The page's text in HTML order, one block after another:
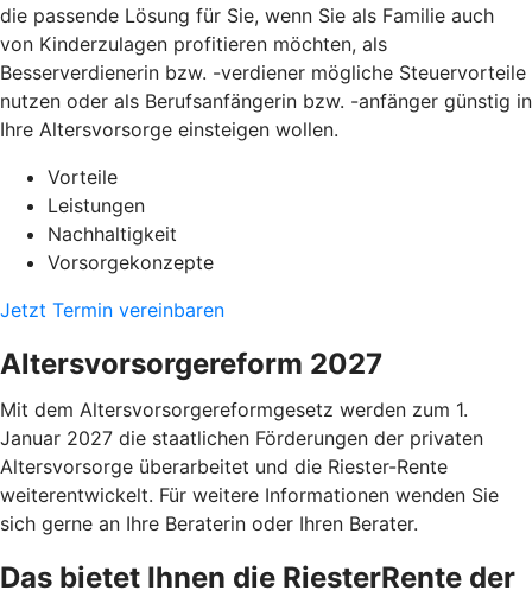
die passende Lösung für Sie, wenn Sie als Familie auch
von Kinderzulagen profitieren möchten, als
Besserverdienerin bzw. -verdiener mögliche Steuervorteile
nutzen oder als Berufsanfängerin bzw. -anfänger günstig in
Ihre Altersvorsorge einsteigen wollen.
Vorteile
Leistungen
Nachhaltigkeit
Vorsorgekonzepte
Jetzt Termin vereinbaren
Altersvorsorgereform 2027
Mit dem Altersvorsorgereformgesetz werden zum 1.
Januar 2027 die staatlichen Förderungen der privaten
Altersvorsorge überarbeitet und die Riester-Rente
weiterentwickelt. Für weitere Informationen wenden Sie
sich gerne an Ihre Beraterin oder Ihren Berater.
Das bietet Ihnen die RiesterRente der